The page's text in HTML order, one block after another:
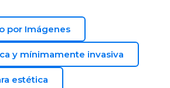
por Imágenes
y mínimamente invasiva
estética